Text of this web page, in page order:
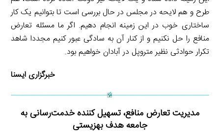
طرح و هم لایحه در مجلس در حال بررسی است تا بتوانیم یک کار
ساختاری خوب در این زمینه انجام دهیم. اگر ما مسئله تعارض
منافع را حل نکنیم و از کنار آن به سادگی عبور کنیم مجددا شاهد
تکرار حوادثی نظیر متروپل در آبادان خواهیم بود.
خبرگزاری ایسنا
مدیریت تعارض منافع، تسهیل کننده خدمت‌رسانی به
جامعه هدف بهزیستی